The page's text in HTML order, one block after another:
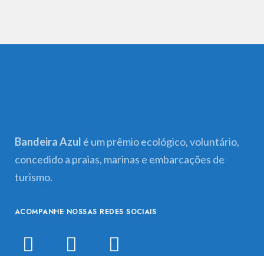
Bandeira Azul é um prêmio ecológico, voluntário,
concedido a praias, marinas e embarcações de
turismo.
ACOMPANHE NOSSAS REDES SOCIAIS